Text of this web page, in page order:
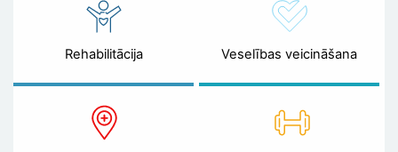
Rehabilitācija Veselības veicināšana